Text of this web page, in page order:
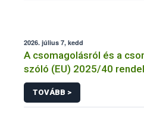
2026. július 7, kedd
A csomagolásról és a
szóló (EU) 2025/40
élelmiszerekkel
szóló 1169/2011/EU
kötelezettségeinek
TOVÁBB >